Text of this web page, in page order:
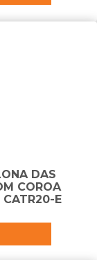
DAS
COROA
E